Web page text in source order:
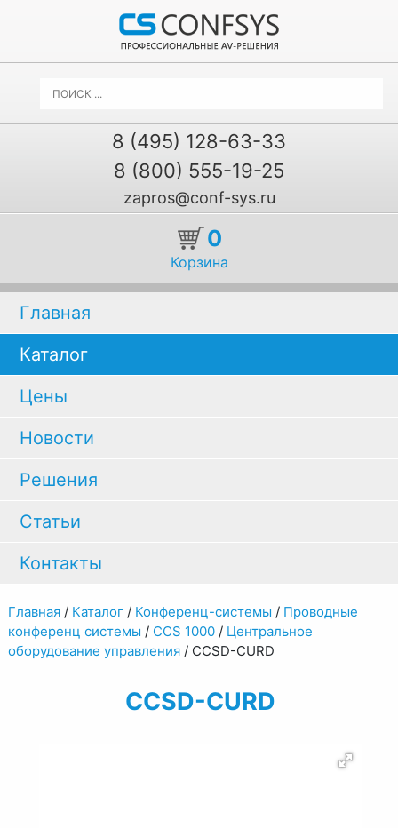
8 (495) 128-63-33
8 (800) 555-19-25
zapros@conf-sys.ru
0
Корзина
Главная
Каталог
Цены
Новости
Решения
Статьи
Контакты
Главная/ Каталог/ Конференц-системы / Проводные
конференц системы / CCS 1000/ Центральное
оборудование управления/ CCSD-CURD
CCSD-CURD